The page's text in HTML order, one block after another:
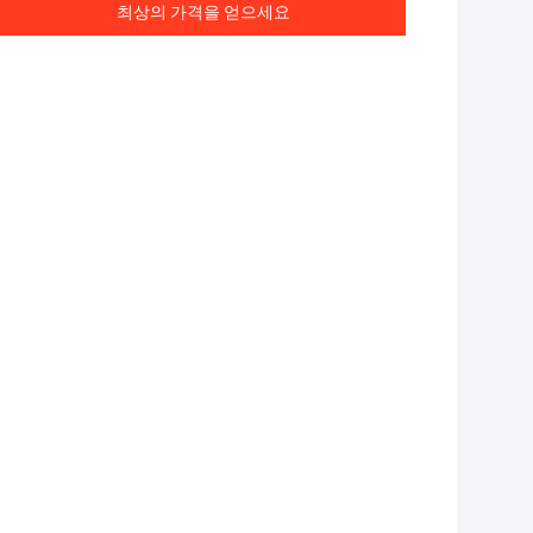
최상의 가격을 얻으세요